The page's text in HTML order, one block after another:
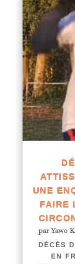
UNE
FAIRE
parYawo
DÉCÈS
EN